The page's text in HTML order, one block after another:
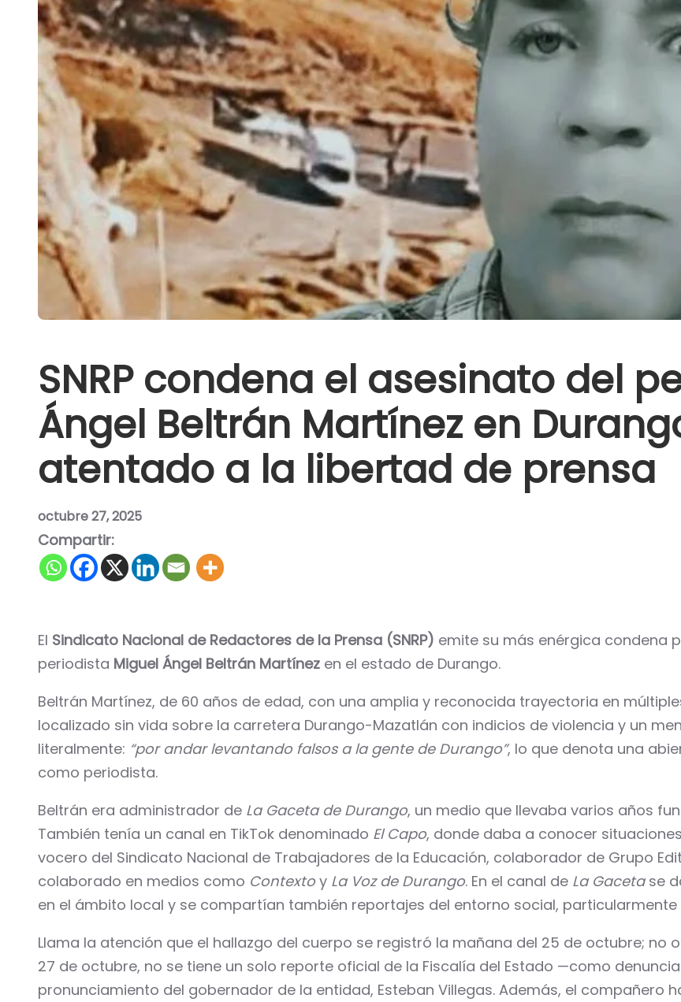
SNRP condena el asesinato del
Ángel Beltrán Martínez en
atentado a la libertad de prensa
octubre 27, 2025
Compartir:
El Sindicato Nacional de Redactores de la Prensa (SNRP) emite su más enérgica condena
periodista Miguel Ángel Beltrán Martínez en el estado de Durango.
Beltrán Martínez, de 60 años de edad, con una amplia y reconocida trayectoria en
localizado sin vida sobre la carretera Durango-Mazatlán con indicios de violencia y un
literalmente: “por andar levantando falsos a la gente de Durango”, lo que denota una
como periodista.
Beltrán era administrador de La Gaceta de Durango, un medio que llevaba varios años
También tenía un canal en TikTok denominado El Capo, donde daba a conocer
vocero del Sindicato Nacional de Trabajadores de la Educación, colaborador de Grupo
colaborado en medios como Contexto y La Voz de Durango. En el canal de La Gacetase
en el ámbito local y se compartían también reportajes del entorno social, particularmente
Llama la atención que el hallazgo del cuerpo se registró la mañana del 25 de octubre; no
27 de octubre, no se tiene un solo reporte oficial de la Fiscalía del Estado —como
pronunciamiento del gobernador de la entidad, Esteban Villegas. Además, el compañero